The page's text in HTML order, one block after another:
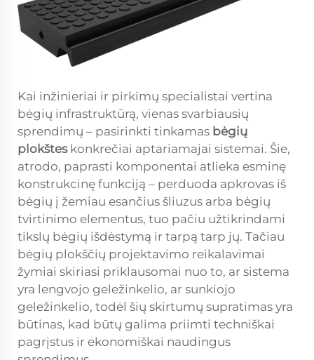
Kai inžinieriai ir pirkimų specialistai vertina
bėgių infrastruktūrą, vienas svarbiausių
sprendimų – pasirinkti tinkamas bėgių
plokštes konkrečiai aptariamajai sistemai. Šie,
atrodo, paprasti komponentai atlieka esminę
konstrukcinę funkciją – perduoda apkrovas iš
bėgių į žemiau esančius šliuzus arba bėgių
tvirtinimo elementus, tuo pačiu užtikrindami
tikslų bėgių išdėstymą ir tarpą tarp jų. Tačiau
bėgių plokščių projektavimo reikalavimai
žymiai skiriasi priklausomai nuo to, ar sistema
yra lengvojo geležinkelio, ar sunkiojo
geležinkelio, todėl šių skirtumų supratimas yra
būtinas, kad būtų galima priimti techniškai
pagrįstus ir ekonomiškai naudingus